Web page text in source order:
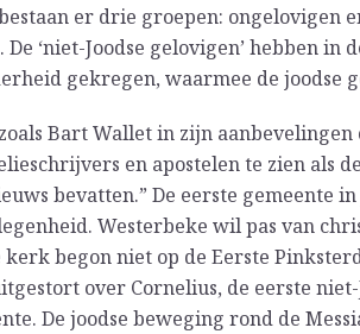
er drie groepen: ongelovigen
De ‘niet-Joodse gelovigen’ hebben
gekregen, waarmee de joodse
Bart Wallet in zijn
en apostelen te zien als
bevatten.” De eerste gemeente
Westerbeke wil pas van
kerk begon niet op de Eerste
over Cornelius, de eerste
De joodse beweging rond de